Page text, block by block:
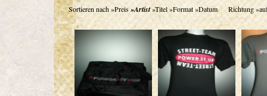
Sortieren nach»Preis»Artist»Titel»Format»Datum Richtung